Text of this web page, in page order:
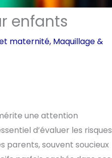
enfants
maternité, Maquillage &
une attention
d’évaluer les risques
parents, souvent soucieux